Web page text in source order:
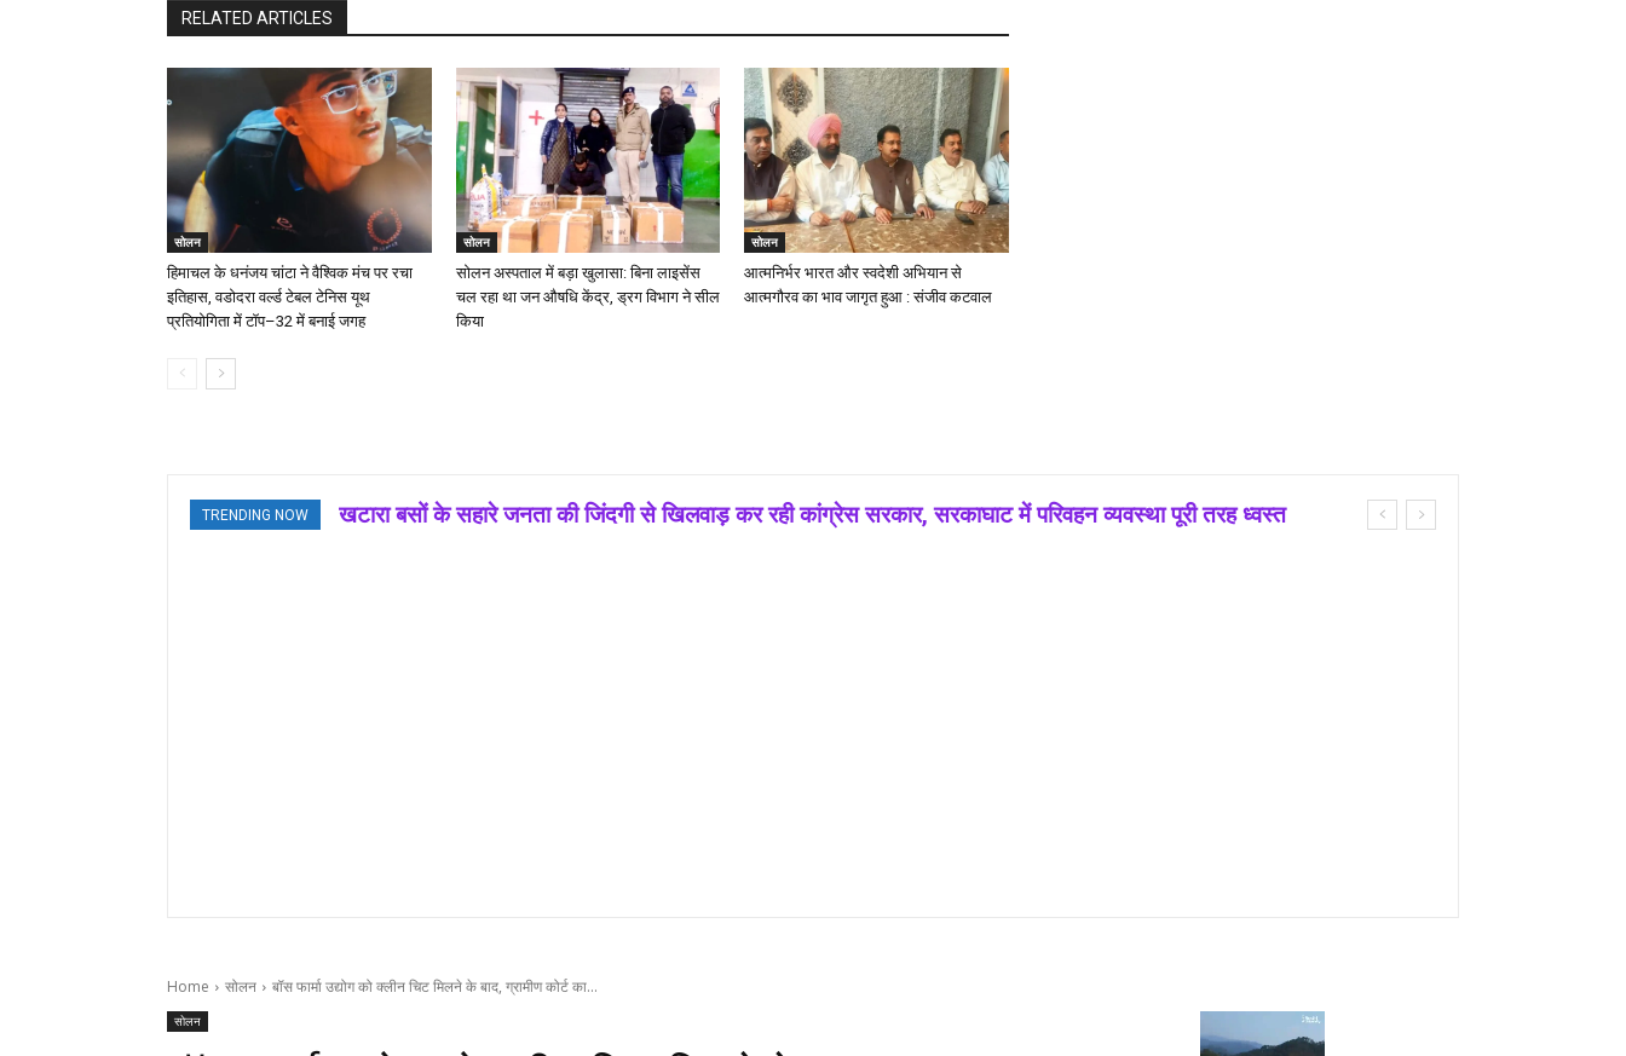
RELATED ARTICLES
सोलन
हिमाचल के धनंजय चांटा ने वैश्विक मंच पर रचा
इतिहास, वडोदरा वर्ल्ड टेबल टेनिस यूथ
प्रतियोगिता में टॉप–32 में बनाई जगह
सोलन
सोलन अस्पताल में बड़ा खुलासा: बिना लाइसेंस
चल रहा था जन औषधि केंद्र, ड्रग विभाग ने सील
किया
सोलन
आत्मनिर्भर भारत और स्वदेशी अभियान से
आत्मगौरव का भाव जागृत हुआ : संजीव कटवाल